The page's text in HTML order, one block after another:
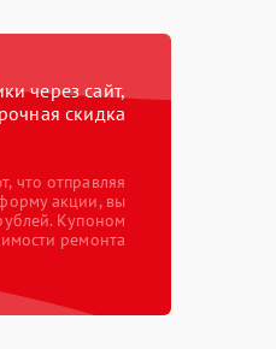
через сайт,
скидка
что отправляя
акции, вы
Купоном
ремонта